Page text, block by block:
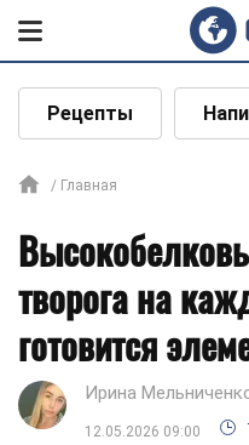
Рецепты
Главная
творога на
готовится
Ирина
12.05.2026 09:00